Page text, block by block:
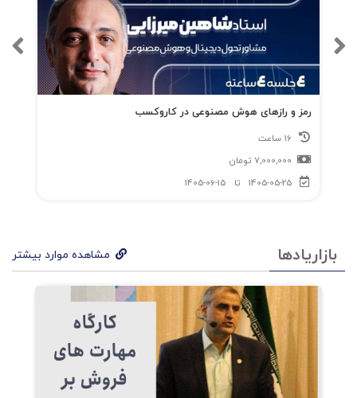
رمز و رازهای هوش مصنوعی در کاروکسب
7,000,000 تومان
1405-05-25
تا 1405-06-15
بازاریادها مشاهده موارد بیشتر